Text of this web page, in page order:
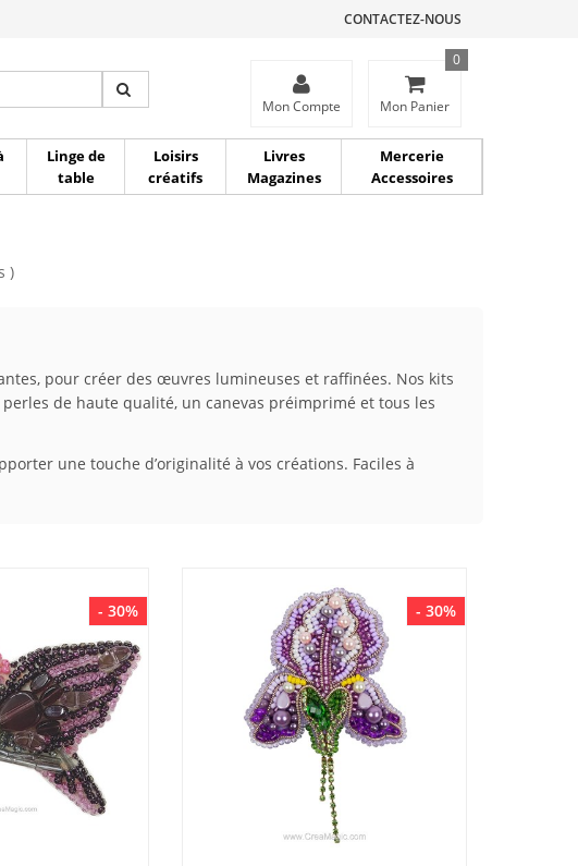
CONTACTEZ-NOUS
Mon Compte Mon Panier
0
Linge de
table
Loisirs
créatifs
Livres
Magazines
Mercerie
Accessoires
)
pour créer des œuvres lumineuses et raffinées. Nos kits
de haute qualité, un canevas préimprimé et tous les
une touche d’originalité à vos créations. Faciles à
- 30% - 30%